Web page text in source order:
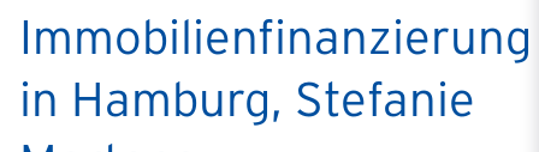
Immobilienfinanzierung
in Hamburg, Stefanie